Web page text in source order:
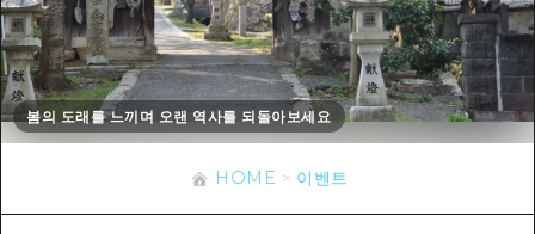
이벤트/축제
음식/술
사이클링
Hiroshima Moshimo Travel
히로시마시 주변
아키(安芸)
빈고(備後)
비북(備北)
히로시마시 주변
아키(安芸)
빈고(備後)
비북(備北)
계절 정보
이벤트
유용한 정보
HOME
HOME 이벤트
봄의 도래를 느끼며 오랜 역사를 되돌아보세요